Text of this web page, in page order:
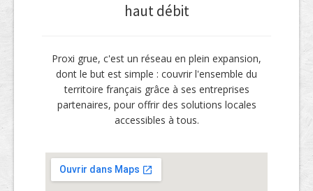
haut débit
Proxi grue, c'est un réseau en plein expansion,
dont le but est simple : couvrir l'ensemble du
territoire français grâce à ses entreprises
partenaires, pour offrir des solutions locales
accessibles à tous.